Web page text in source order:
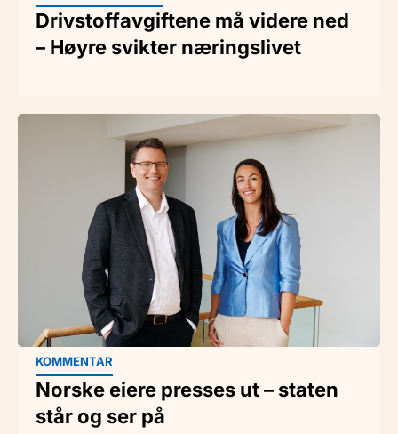
Drivstoffavgiftene må videre ned
– Høyre svikter næringslivet
KOMMENTAR
Norske eiere presses ut – staten
står og ser på